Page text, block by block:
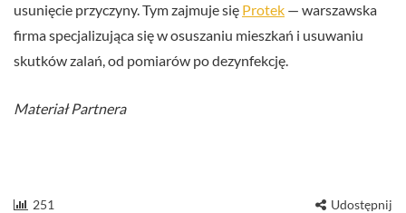
usunięcie przyczyny. Tym zajmuje się Protek — warszawska
firma specjalizująca się w osuszaniu mieszkań i usuwaniu
skutków zalań, od pomiarów po dezynfekcję.
Materiał Partnera
251 Udostępnij